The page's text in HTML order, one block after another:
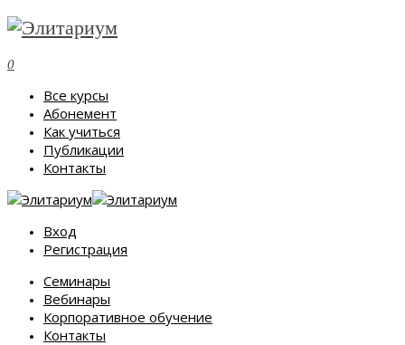
0
Все курсы
Абонемент
Как учиться
Публикации
Контакты
Вход
Регистрация
Семинары
Вебинары
Корпоративное обучение
Контакты